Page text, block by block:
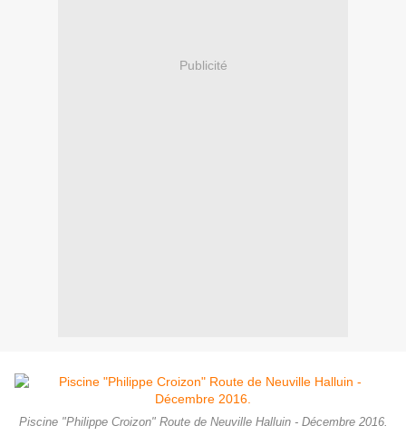
Publicité
Piscine "Philippe Croizon" Route de Neuville Halluin - Décembre 2016.